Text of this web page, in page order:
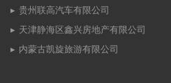
贵州联高汽车有限公司
天津静海区鑫兴房地产有限公司
内蒙古凯旋旅游有限公司